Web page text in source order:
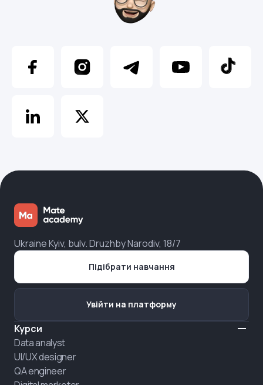
Ukraine Kyiv, bulv. Druzhby Narodiv, 18/7
Курси
Data analyst
UI/UX designer
QA engineer
Підібрати навчання
Увійти на платформу